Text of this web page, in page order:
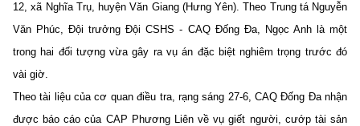
12, xã Nghĩa Trụ, huyện Văn Giang (Hưng Yên). Theo Trung tá Nguyễn
Văn Phúc, Đội trưởng Đội CSHS - CAQ Đống Đa, Ngọc Anh là một
trong hai đối tượng vừa gây ra vụ án đặc biệt nghiêm trọng trước đó
vài giờ.
Theo tài liệu của cơ quan điều tra, rạng sáng 27-6, CAQ Đống Đa nhận
được báo cáo của CAP Phương Liên về vụ giết người, cướp tài sản